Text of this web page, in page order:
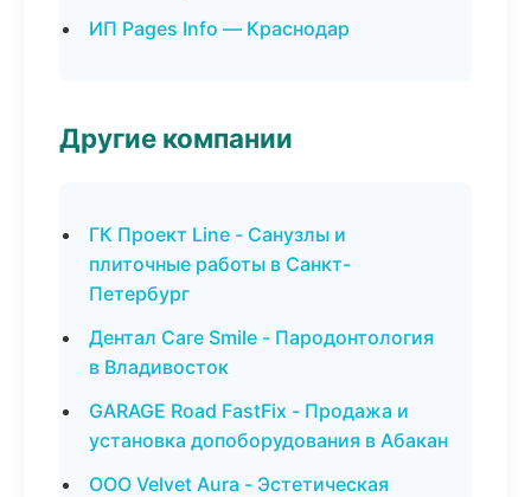
ИП Pages Info — Краснодар
Другие компании
ГК Проект Line - Санузлы и
плиточные работы в Санкт-
Петербург
Дентал Care Smile - Пародонтология
в Владивосток
GARAGE Road FastFix - Продажа и
установка допоборудования в Абакан
ООО Velvet Aura - Эстетическая